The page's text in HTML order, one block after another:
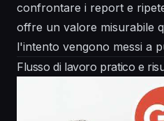
confrontare i report e
offre un valore misurabile
l'intento vengono messi a
Flusso di lavoro pratico e